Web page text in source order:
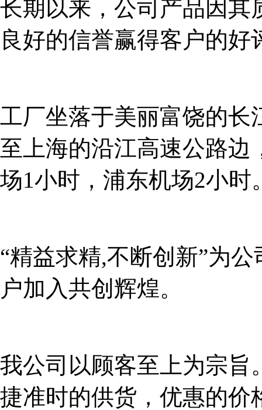
长期以来，公司产品因其
良好的信誉赢得客户的好
工厂坐落于美丽富饶的长
至上海的沿江高速公路边
场1小时，浦东机场2小时
“精益求精,不断创新”为
户加入共创辉煌。
我公司以顾客至上为宗旨
捷准时的供货，优惠的价